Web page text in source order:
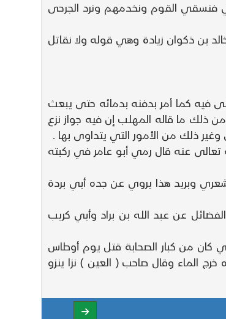
فنسقي القوم ونخدمهم ونرد الجرحى
بن ذكوان زيادة وهي قوله ولا نقاتل
فيه كما أمر بدفنه بدمائه حتى يبعث
ذلك ما قاله المهلب إن فيه جواز نزع
ذلك من الأمور التي يتداوى بها .
تعالى عنه قال رمي أبو عامر في ركبته
وبريد هذا يروي عن جده أبي بردة
عن عبد الله بن براد وأبي كريب
من كبار الصحابة قتل يوم أوطاس
الماء وقال صاحب ( العين ) نزا ينزو